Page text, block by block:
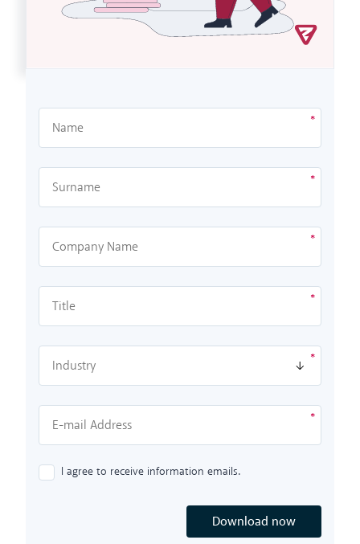
I agree to receive information emails.
Download now